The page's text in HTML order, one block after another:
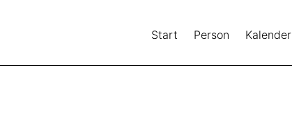
Start Person Kalender